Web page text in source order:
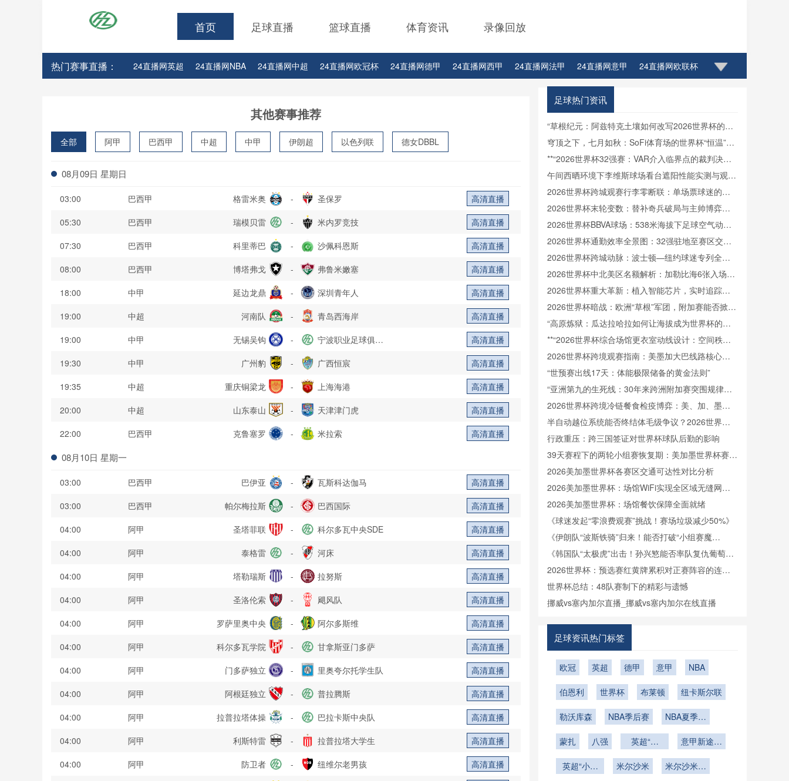
首页 足球直播 篮球直播 体育资讯 录像回放
热门赛事直播： 24直播网英超 24直播网NBA 24直播网中超 24直播网欧冠杯 24直播网德甲 24直播网西甲 24直播网法甲 24直播网意甲 24直播网欧联杯
其他赛事推荐
全部 阿甲 巴西甲 中超 中甲 伊朗超 以色列联 德女DBBL
波黑联
08月09日 星期日
03:00 巴西甲 格雷米奥 - 圣保罗
高清直播
05:30
巴西甲 瑞模贝雷 - 米内罗竞技
高清直播
07:30
巴西甲 科里蒂巴 - 沙佩科恩斯
高清直播
08:00
巴西甲 博塔弗戈 - 弗鲁米嫩塞
高清直播
18:00
中甲 延边龙鼎 - 深圳青年人
高清直播
19:00
中超 河南队 - 青岛西海岸
高清直播
19:00
中甲 无锡吴钩 -
宁波职业足球俱乐
部
高清直播
19:30
中甲 广州豹 - 广西恒宸
高清直播
19:35
中超 重庆铜梁龙 - 上海海港
高清直播
20:00
中超 山东泰山 - 天津津门虎
高清直播
22:00
巴西甲 克鲁塞罗 - 米拉索 高清直播
08月10日 星期一
03:00 巴西甲 巴伊亚 - 瓦斯科达伽马
高清直播
03:00
巴西甲 帕尔梅拉斯 - 巴西国际
高清直播
04:00
阿甲 圣塔菲联 - 科尔多瓦中央SDE
高清直播
04:00
阿甲 泰格雷 - 河床
高清直播
04:00
阿甲 塔勒瑞斯 - 拉努斯
高清直播
04:00
阿甲 圣洛伦索 - 飓风队
高清直播
04:00
阿甲 罗萨里奥中央 - 阿尔多斯维
高清直播
04:00
阿甲 科尔多瓦学院 - 甘拿斯亚门多萨
高清直播
04:00
阿甲 门多萨独立 - 里奥夸尔托学生队
高清直播
04:00
阿甲 阿根廷独立 - 普拉腾斯
高清直播
04:00
阿甲 拉普拉塔体操 - 巴拉卡斯中央队
高清直播
04:00
阿甲 利斯特雷 - 拉普拉塔大学生
高清直播
04:00
阿甲 防卫者 - 纽维尔老男孩
高清直播
足球热门资讯
“草根纪元：阿兹特克土壤如何改写2026世界杯的生
态密码”
穹顶之下，七月如秋：SoFi体育场的世界杯“恒温”方
案
**“2026世界杯32强赛：VAR介入临界点的裁判决策
博弈与制度优化路径”**
午间西晒环境下李维斯球场看台遮阳性能实测与观赛
热舒适影响分析
2026世界杯跨城观赛行李零断联：单场票球迷的极
速轻装中转方案
2026世界杯末轮变数：替补奇兵破局与主帅博弈的
战术罗生门
2026世界杯BBVA球场：538米海拔下足球空气动力
学与飞行轨迹的微扰动解析
2026世界杯通勤效率全景图：32强驻地至赛区交通
时长横向对比
2026世界杯跨城动脉：波士顿—纽约球迷专列全程
接驳体系深度拆解
2026世界杯中北美区名额解析：加勒比海6张入场券
将如何分配
2026世界杯重大革新：植入智能芯片，实时追踪射
门速度
2026世界杯暗战：欧洲“草根”军团，附加赛能否掀起
腥风血雨？
“高原炼狱：瓜达拉哈拉如何让海拔成为世界杯的隐
形裁判”
**“2026世界杯综合场馆更衣室动线设计：空间秩序
重塑与运行效能提升策略”**
2026世界杯跨境观赛指南：美墨加大巴线路核心要
点解析
“世预赛出线17天：体能极限储备的黄金法则”
“亚洲第九的生死线：30年来跨洲附加赛突围规律与
北美世界杯前景”
2026世界杯跨境冷链餐食检疫博弈：美、加、墨三
国标准体系角力
半自动越位系统能否终结体毛级争议？2026世界杯
技术前瞻
行政重压：跨三国签证对世界杯球队后勤的影响
39天赛程下的两轮小组赛恢复期：美加墨世界杯赛程
节奏的深度剖析
2026美加墨世界杯各赛区交通可达性对比分析
2026美加墨世界杯：场馆WiFi实现全区域无缝网络
覆盖
2026美加墨世界杯：场馆餐饮保障全面就绪
《球迷发起“零浪费观赛”挑战！赛场垃圾减少50%》
《伊朗队“波斯铁骑”归来！能否打破“小组赛魔
咒”？》
《韩国队“太极虎”出击！孙兴慜能否率队复仇葡萄
牙？》
2026世界杯：预选赛红黄牌累积对正赛阵容的连锁
影响深度解析
世界杯总结：48队赛制下的精彩与遗憾
挪威vs塞内加尔直播_挪威vs塞内加尔在线直播
足球资讯热门标签
欧冠 英超 德甲 意甲 NBA
伯恩利 世界杯 布莱顿 纽卡斯尔联
勒沃库森 NBA季后赛
NBA夏季联
蒙扎
八强
英超“海
翱翔曲
意甲新途上
英超“小海
米尔沙米
米尔沙米的